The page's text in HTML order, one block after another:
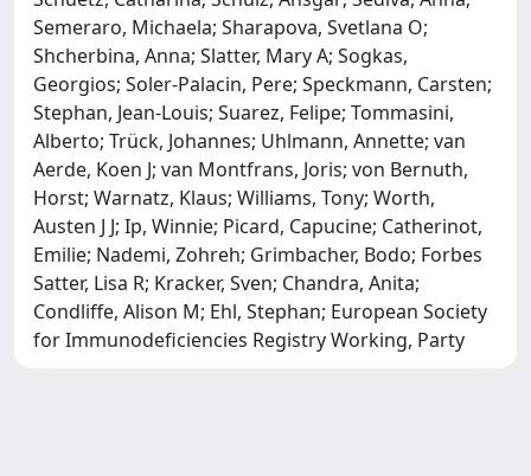
Semeraro, Michaela; Sharapova, Svetlana O;
Shcherbina, Anna; Slatter, Mary A; Sogkas,
Georgios; Soler-Palacin, Pere; Speckmann, Carsten;
Stephan, Jean-Louis; Suarez, Felipe; Tommasini,
Alberto; Trück, Johannes; Uhlmann, Annette; van
Aerde, Koen J; van Montfrans, Joris; von Bernuth,
Horst; Warnatz, Klaus; Williams, Tony; Worth,
Austen J J; Ip, Winnie; Picard, Capucine; Catherinot,
Emilie; Nademi, Zohreh; Grimbacher, Bodo; Forbes
Satter, Lisa R; Kracker, Sven; Chandra, Anita;
Condliffe, Alison M; Ehl, Stephan; European Society
for Immunodeficiencies Registry Working, Party